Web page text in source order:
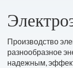
Производство
разнообразное
надежным,